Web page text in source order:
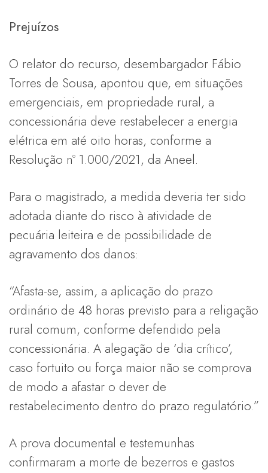
Prejuízos
O relator do recurso, desembargador Fábio
Torres de Sousa, apontou que, em situações
emergenciais, em propriedade rural, a
concessionária deve restabelecer a energia
elétrica em até oito horas, conforme a
Resolução nº 1.000/2021, da Aneel.
Para o magistrado, a medida deveria ter sido
adotada diante do risco à atividade de
pecuária leiteira e de possibilidade de
agravamento dos danos:
“Afasta-se, assim, a aplicação do prazo
ordinário de 48 horas previsto para a religação
rural comum, conforme defendido pela
concessionária. A alegação de ‘dia crítico’,
caso fortuito ou força maior não se comprova
de modo a afastar o dever de
restabelecimento dentro do prazo regulatório.”
A prova documental e testemunhas
confirmaram a morte de bezerros e gastos